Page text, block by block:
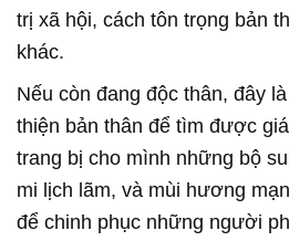
trị xã hội, cách tôn trọng bản
khác.
Nếu còn đang độc thân, đây
thiện bản thân để tìm được
trang bị cho mình những bộ
mi lịch lãm, và mùi hương
để chinh phục những người